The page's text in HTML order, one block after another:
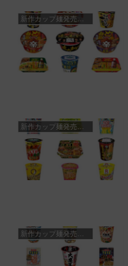
新作カップ麺発売予定